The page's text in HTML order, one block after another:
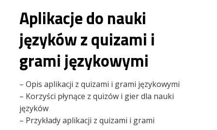
Aplikacje do nauki
języków z quizami i
grami językowymi
– Opis aplikacji z quizami i grami językowymi
– Korzyści płynące z quizów i gier dla nauki
języków
– Przykłady aplikacji z quizami i grami